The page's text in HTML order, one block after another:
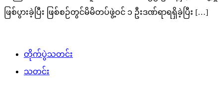
ဖြစ်ပွားခဲ့ပြီး ဖြစ်စဉ်တွင်မိမိတပ်ဖွဲ့ဝင် ၁ ဦးဒဏ်ရာရရှိခဲ့ပြီး […]
တိုက်ပွဲသတင်း
သတင်း